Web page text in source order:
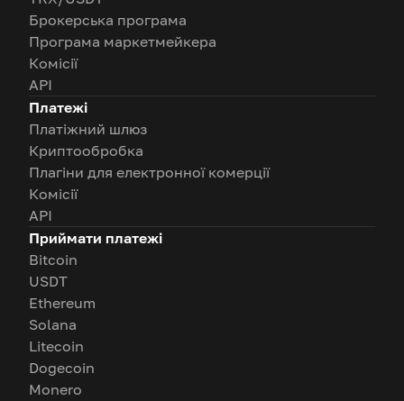
Брокерська програма
Програма маркетмейкера
Комісії
API
Платежі
Платіжний шлюз
Криптообробка
Плагіни для електронної комерції
Комісії
API
Приймати платежі
Bitcoin
USDT
Ethereum
Solana
Litecoin
Dogecoin
Monero